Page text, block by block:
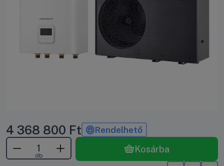
4 368 800 Ft Rendelhető
db
Kosárba